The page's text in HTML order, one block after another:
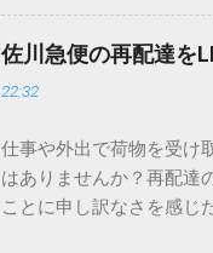
この方法をマスターすれ
が出てこないのか？ そ
認識する仕組みにありま
準」「第2水準」といっ
「Unicode（ユニコード
所」のような番号が割り
び出すことができるので
佐川急便の再配達を
22:32
仕事や外出で荷物を受け
はありませんか？再配達
ことに申し訳なさを感じ